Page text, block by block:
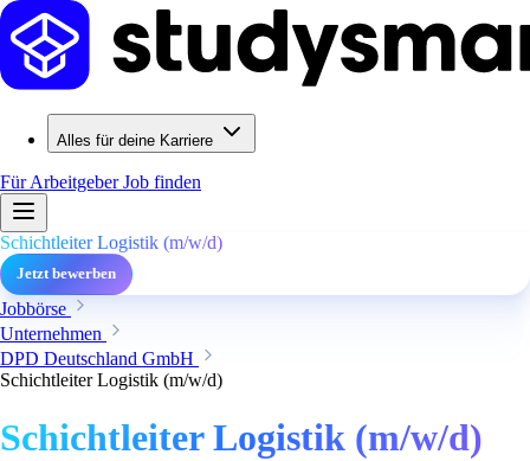
Alles für deine Karriere
Für ArbeitgeberJob finden
Schichtleiter Logistik (m/w/d)
Jetzt bewerben
Jobbörse
Unternehmen
DPD Deutschland GmbH
Schichtleiter Logistik (m/w/d)
Schichtleiter Logistik (m/w/d)